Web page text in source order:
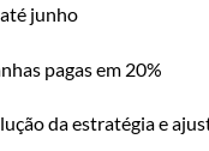
junho
pagas em 20%
da estratégia e